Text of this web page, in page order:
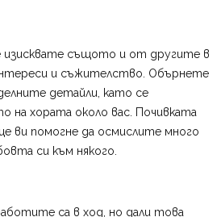
изисквате същото и от другите в
и съжителство. Обърнете
детайли, като се
на хората около вас. Почивката
ви помогне да осмислите много
си към някого.
са в ход, но дали това